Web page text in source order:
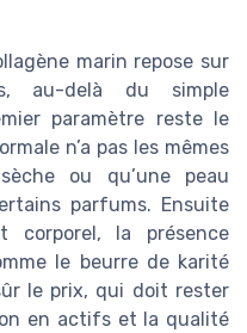
marin repose sur
au-delà du simple
paramètre reste le
n’a pas les mêmes
ou qu’une peau
parfums. Ensuite
la présence
le beurre de karité
le prix, qui doit rester
en actifs et la qualité